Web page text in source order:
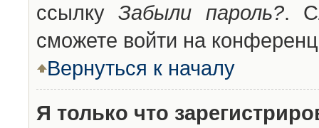
ссылкуЗабыли пароль?.
сможете войти на
Вернуться к началу
Я только что